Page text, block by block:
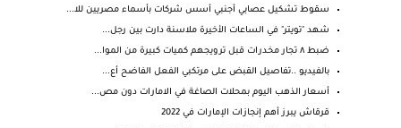
سقوط تشكيل عصابي أجنبي أسس شركات بأسماء مصريين للا...
شهد "تويتر" في الساعات الأخيرة ملاسنة دارت بين رجل...
ضبط ٨ تجار مخدرات قبل ترويجهم كميات كبيرة من الموا...
بالفيديو ..تفاصيل القبض على مرتكبي الفعل الفاضح أع...
أسعار الذهب اليوم بمحلات الصاغة في الامارات دون مص...
قرقاش يبرز أهم إنجازات الإمارات في 2022